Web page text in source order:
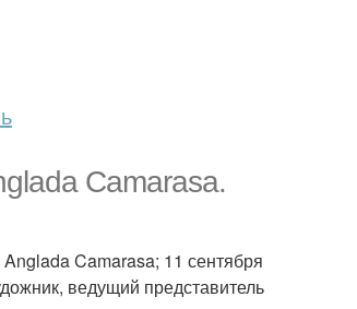
Camarasa.
Camarasa; 11 сентября
ведущий представитель